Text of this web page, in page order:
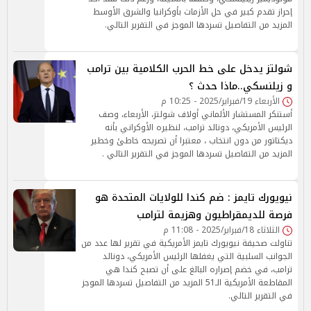
إحراز تقدم كبير في حل الأزمات بأوكرانيا والشرق الأوسط
المزيد من التفاصيل تسردها الموجز في التقرير التالي.
شولتز يدخل على خط الحرب الكلامية بين ترامب
و زيلنسكي..ماذا حدث ؟
الأربعاء 19/فبراير/2025 - 10:25 م
أستنكر المستشار الألماني أولاف شولتز، الأربعاء، وصف
الرئيس الأمريكي، دونالد ترامب، لنظيره الأوكراني بأنه
ديكتاتور من دون انتخاب ، معتبرا أن تصريحه خاطئ وخطير
المزيد من التفاصيل تسردها الموجز في التقرير التالي .
نيويورك تايمز : ضم كندا للولايات المتحدة هو
فرصة للديمقراطيون وهزيمة لترامب
الثلاثاء 18/فبراير/2025 - 11:08 م
تناولت صحيفة نيويورك تايمز الأمريكية في تقرير لها عدد من
الجوانب السلبية التي يغفلها الرئيس الأمريكي، دونالد
ترامب، في خضم إصراره البالغ على أن تصبح كندا هي
المقاطعة الأمريكية الـ51 المزيد من التفاصيل تسردها الموجز
في التقرير التالي.